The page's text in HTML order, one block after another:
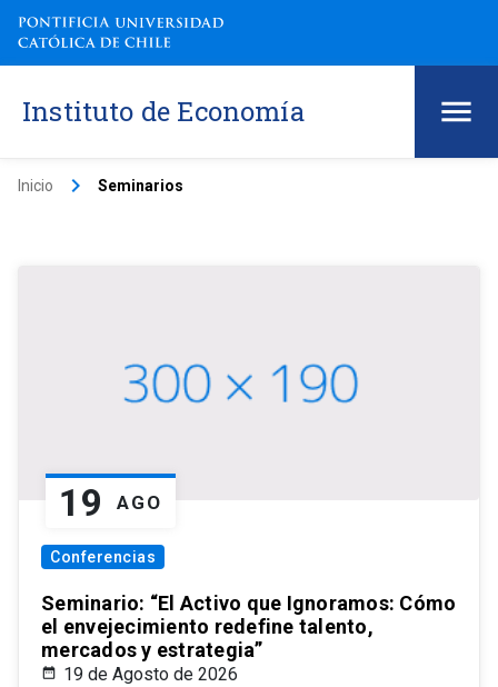
Instituto de Economía
Inicio keyboard_arrow_right Seminarios
19 AGO
Conferencias
Seminario: “El Activo que Ignoramos: Cómo
el envejecimiento redefine talento,
mercados y estrategia”
19 de Agosto de 2026